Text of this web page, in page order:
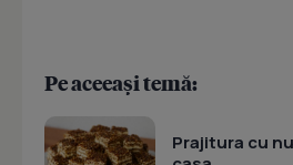
Pe aceeași temă:
Prajitura cu